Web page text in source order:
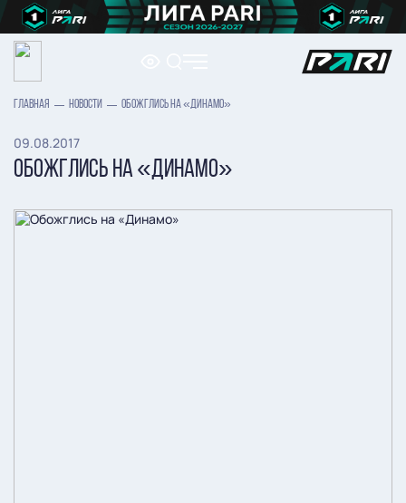
ГЛАВНАЯ НОВОСТИ ОБОЖГЛИСЬ НА «ДИНАМО»
09.08.2017
ОБОЖГЛИСЬ НА «ДИНАМО»